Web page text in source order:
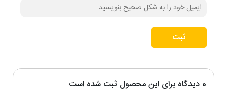
0 دیدگاه برای این محصول ثبت شده است
ثبت